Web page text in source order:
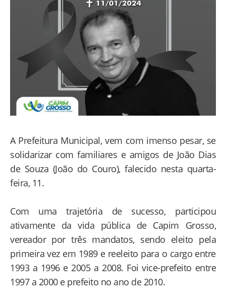
A Prefeitura Municipal, vem com imenso pesar, se
solidarizar com familiares e amigos de João Dias
de Souza (João do Couro), falecido nesta quarta-
feira, 11.
Com uma trajetória de sucesso, participou
ativamente da vida pública de Capim Grosso,
vereador por três mandatos, sendo eleito pela
primeira vez em 1989 e reeleito para o cargo entre
1993 a 1996 e 2005 a 2008. Foi vice-prefeito entre
1997 a 2000 e prefeito no ano de 2010.